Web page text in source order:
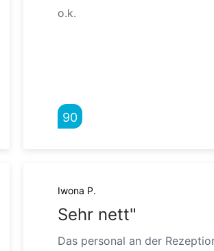
o.k.
90
Iwona P.
Sehr nett"
Das personal an der